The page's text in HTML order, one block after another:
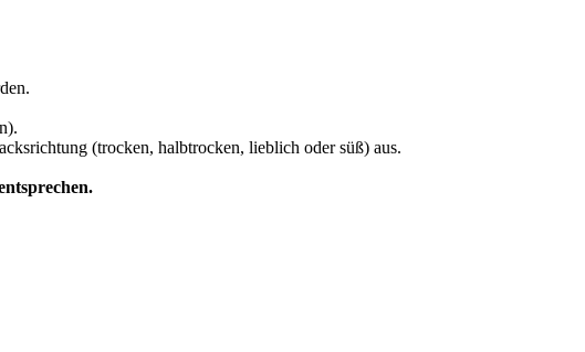
(trocken, halbtrocken, lieblich oder süß) aus.